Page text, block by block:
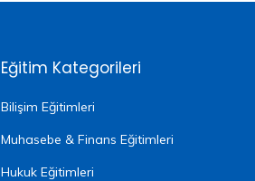
Eğitim Kategorileri
Bilişim Eğitimleri
Muhasebe & Finans Eğitimleri
Hukuk Eğitimleri